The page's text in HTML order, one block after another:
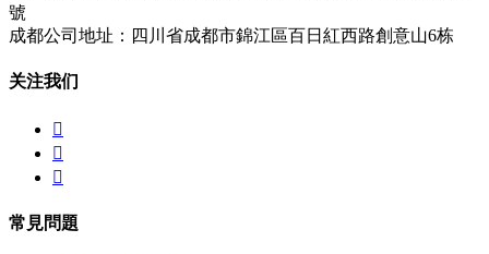
號
成都公司地址：四川省成都市錦江區百日紅西路創意山6栋
关注我们



常見問題